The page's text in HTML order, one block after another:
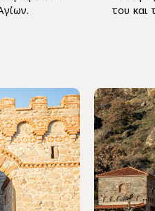
του και